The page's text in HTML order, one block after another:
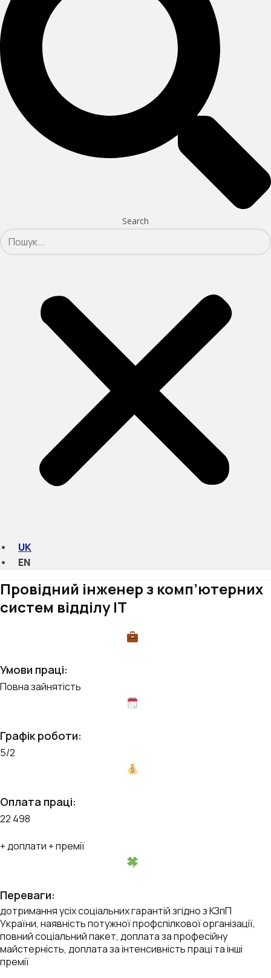
Search
UK
EN
Провідний інженер з комп’ютерних
систем відділу ІТ
Умови праці:
Повна зайнятість
Графік роботи:
5/2
Оплата праці:
22 498
+ доплати + премії
Переваги:
дотримання усіх соціальних гарантій згідно з КЗпП
України, наявність потужної профспілкової організації,
повний соціальний пакет, доплата за професійну
майстерність, доплата за інтенсивність праці та інші
премії